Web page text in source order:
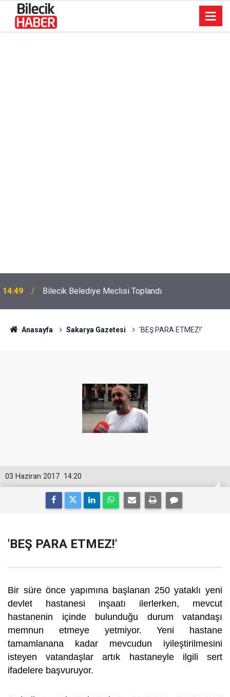
14:49 Bilecik Belediye Meclisi Toplandı
Anasayfa Sakarya Gazetesi 'BEŞ PARA ETMEZ!'
14:20
03 Haziran 2017
'BEŞ PARA ETMEZ!'
Bir süre önce yapımına başlanan 250 yataklı yeni
devlet hastanesi inşaatı ilerlerken, mevcut
hastanenin içinde bulunduğu durum vatandaşı
memnun etmeye yetmiyor. Yeni hastane
tamamlanana kadar mevcudun iyileştirilmesini
isteyen vatandaşlar artık hastaneyle ilgili sert
ifadelere başvuruyor.